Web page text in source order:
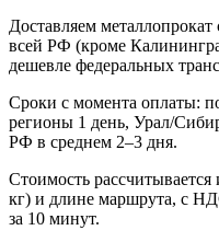
Доставляем
всей РФ (кроме
дешевле федеральных
Сроки с момента оплаты:
регионы 1 день, Урал/
РФ в среднем 2–3 дня.
Стоимость
кг) и длине маршрута, с
за 10 минут.